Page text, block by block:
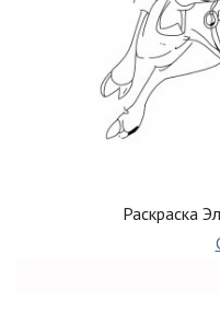
Раскраска